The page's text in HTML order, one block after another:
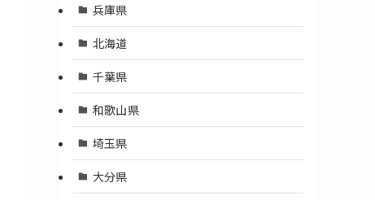
兵庫県
北海道
千葉県
和歌山県
埼玉県
大分県